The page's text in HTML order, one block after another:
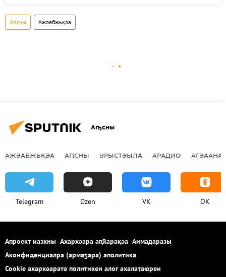
Аԥсны Ажәабжьқәа
Аҧсны
АЖӘАБЖЬҚӘА АԤСНЫ УРЫСТӘЫЛА АРАДИО
Telegram Dzen VK OK
Апроект иазкны Ахархәара аԥҟарақәа Аимадаразы
Аконфиденциалра (армаӡара) аполитика
Cookie ахархәаратә политикеи алог ахалаҭаҩреи